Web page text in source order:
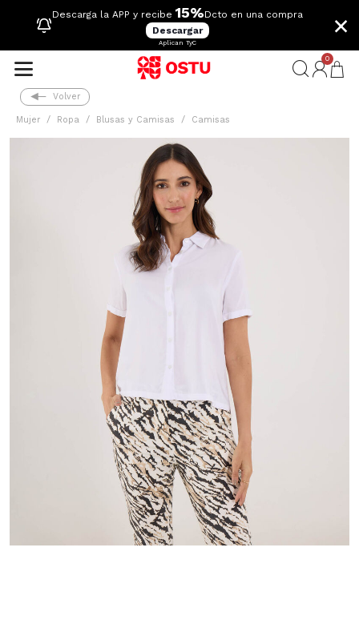
Descarga la APP y recibe 15%Dcto en una compra
Descargar
Aplican TyC
×
0
Volver
Mujer Ropa Blusas y Camisas Camisas